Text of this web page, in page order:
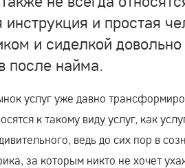
и простая
и сиделкой
после найма.
услуг уже давно
к такому виду услуг, как
ведь до сих пор в
за которым никто не хочет